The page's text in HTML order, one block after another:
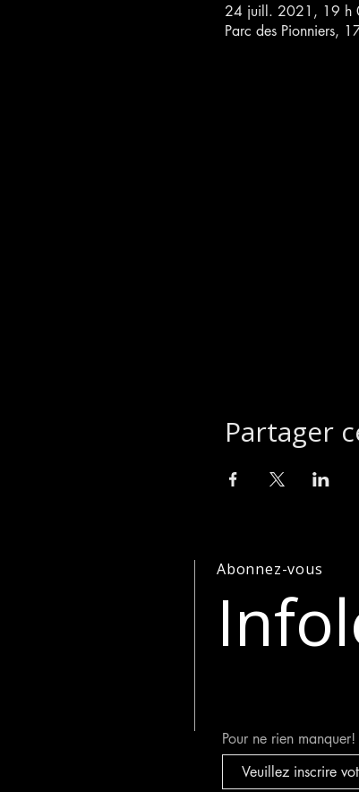
24 juill. 2021, 19 h
Parc des Pionniers,
Partager
Abonnez-vous
Pour ne rien manquer!